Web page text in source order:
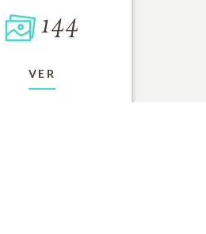
144
VER